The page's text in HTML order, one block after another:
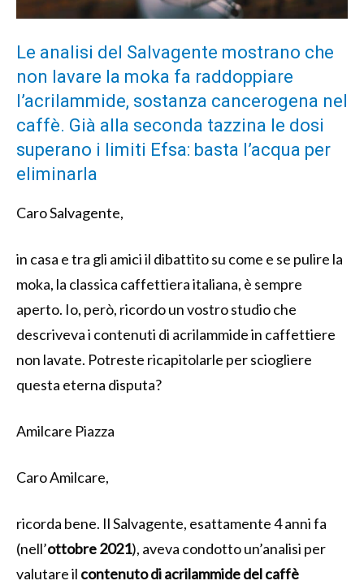
Le analisi del Salvagente mostrano che
non lavare la moka fa raddoppiare
l’acrilammide, sostanza cancerogena nel
caffè. Già alla seconda tazzina le dosi
superano i limiti Efsa: basta l’acqua per
eliminarla
Caro Salvagente,
in casa e tra gli amici il dibattito su come e se pulire la
moka, la classica caffettiera italiana, è sempre
aperto. Io, però, ricordo un vostro studio che
descriveva i contenuti di acrilammide in caffettiere
non lavate. Potreste ricapitolarle per sciogliere
questa eterna disputa?
Amilcare Piazza
Caro Amilcare,
ricorda bene. Il Salvagente, esattamente 4 anni fa
(nell’ottobre 2021), aveva condotto un’analisi per
valutareil contenuto di acrilammide del caffè